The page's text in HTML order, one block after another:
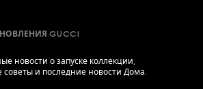
GUCCI
новости о запуске коллекции,
и последние новости Дома.